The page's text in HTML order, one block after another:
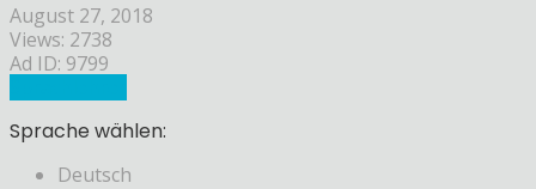
August 27, 2018
Views: 2738
Ad ID: 9799
Sprache wählen:
Deutsch